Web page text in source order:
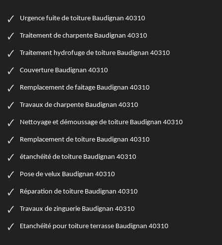
Urgence fuite de toiture Baudignan 40310
Traitement de charpente Baudignan 40310
Traitement hydrofuge de toiture Baudignan 40310
Couverture Baudignan 40310
Remplacement de faitage Baudignan 40310
Travaux de charpente Baudignan 40310
Nettoyage et démoussage de toiture Baudignan 40310
Remplacement de toiture Baudignan 40310
étanchéité de toiture Baudignan 40310
Pose de velux Baudignan 40310
Réparation de toiture Baudignan 40310
Travaux de zinguerie Baudignan 40310
Etanchéité pour toiture terrasse Baudignan 40310